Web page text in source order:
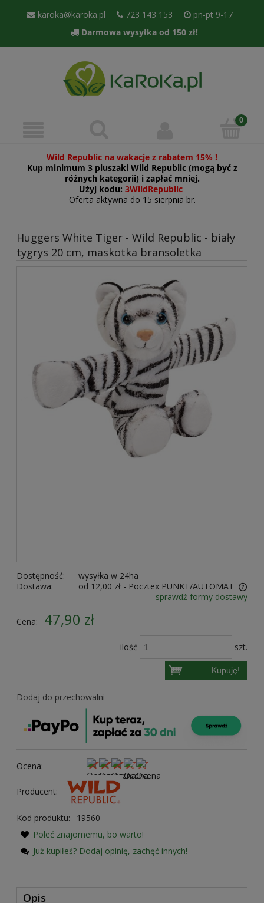
karoka@karoka.pl 723 143 153
pn-pt 9-17
Darmowa wysyłka od 150 zł!
Wild Republic na wakacje z rabatem 15% !
Kup minimum 3 pluszaki Wild Republic (mogą być z
różnych kategorii) i zapłać mniej.
Użyj kodu: 3WildRepublic
Oferta aktywna do 15 sierpnia br.
Huggers White Tiger - Wild Republic - biały
tygrys 20 cm, maskotka bransoletka
Dostępność:
wysyłka w 24ha
Dostawa:
od 12,00 zł - Pocztex PUNKT/AUTOMAT
Cena nie zawiera ewentualnych kosztów płatności
sprawdź formy dostawy
Cena: 47,90 zł
ilość szt.
Kupuję!
Dodaj do przechowalni
Ocena:
Producent:
Kod produktu:
19560
Poleć znajomemu, bo warto!
Już kupiłeś? Dodaj opinię, zachęć innych!
Opis